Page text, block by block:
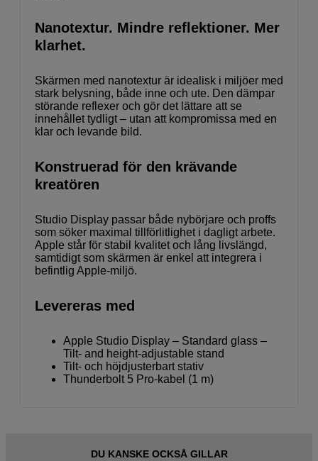
Nanotextur. Mindre reflektioner. Mer
klarhet.
Skärmen med nanotextur är idealisk i miljöer med
stark belysning, både inne och ute. Den dämpar
störande reflexer och gör det lättare att se
innehållet tydligt – utan att kompromissa med en
klar och levande bild.
Konstruerad för den krävande
kreatören
Studio Display passar både nybörjare och proffs
som söker maximal tillförlitlighet i dagligt arbete.
Apple står för stabil kvalitet och lång livslängd,
samtidigt som skärmen är enkel att integrera i
befintlig Apple-miljö.
Levereras med
Apple Studio Display – Standard glass –
Tilt- and height-adjustable stand
Tilt- och höjdjusterbart stativ
Thunder­bolt 5 Pro-kabel (1 m)
DU KANSKE OCKSÅ GILLAR